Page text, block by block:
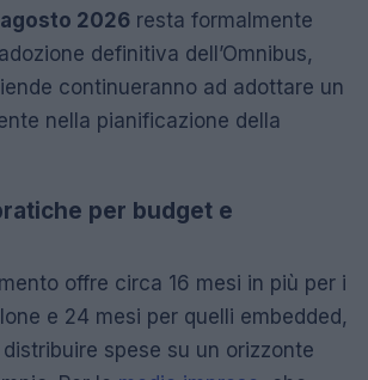
2026 resta formalmente
definitiva dell’Omnibus,
continueranno ad adottare un
nella pianificazione della
per budget e
offre circa 16 mesi in più per i
e 24 mesi per quelli embedded,
spese su un orizzonte